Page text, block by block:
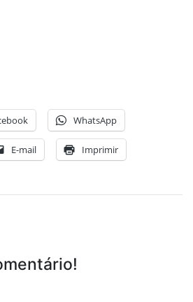
WhatsApp
E-mail Imprimir